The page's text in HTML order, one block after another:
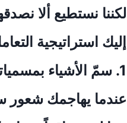
‏لكننا نستطيع ألا
‏إليك استراتيجية
‏عندما يهاجمك